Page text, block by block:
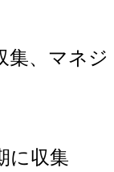
集、マネジ
に収集